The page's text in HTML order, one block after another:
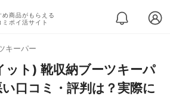
め商品がもらえる
ミポイ活サイト
キーパー
ト) 靴収納ブーツキーパ
口コミ・評判は？実際に